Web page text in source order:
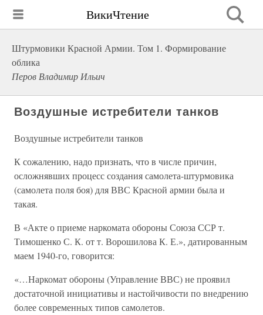
ВикиЧтение
Штурмовики Красной Армии. Том 1. Формирование
облика
Перов Владимир Ильич
Воздушные истребители танков
Воздушные истребители танков
К сожалению, надо признать, что в числе причин,
осложнявших процесс создания самолета-штурмовика
(самолета поля боя) для ВВС Красной армии была и
такая.
В «Акте о приеме наркомата обороны Союза ССР т.
Тимошенко С. К. от т. Ворошилова К. Е.», датированным
маем 1940-го, говорится:
«…Наркомат обороны (Управление ВВС) не проявил
достаточной инициативы и настойчивости по внедрению
более современных типов самолетов.